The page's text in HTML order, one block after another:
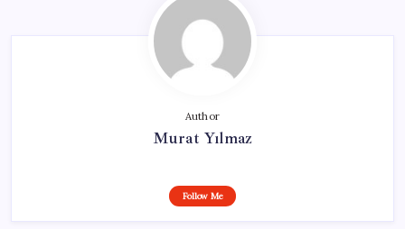
Author
Murat Yılmaz
Follow Me